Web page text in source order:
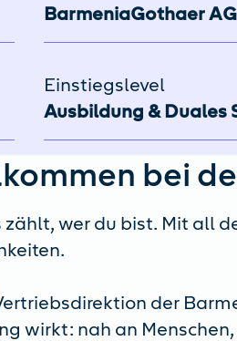
BarmeniaGothaer AG
Einstiegslevel
Ausbildung & Duales
bei
zählt, wer du bist. Mit all
der
wirkt: nah an